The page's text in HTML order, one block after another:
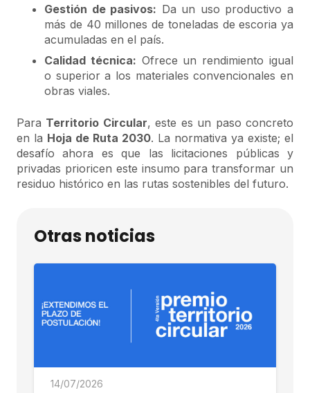
Gestión de pasivos: Da un uso productivo a
más de 40 millones de toneladas de escoria ya
acumuladas en el país.
Calidad técnica: Ofrece un rendimiento igual
o superior a los materiales convencionales en
obras viales.
Para Territorio Circular, este es un paso concreto
en la Hoja de Ruta 2030. La normativa ya existe; el
desafío ahora es que las licitaciones públicas y
privadas prioricen este insumo para transformar un
residuo histórico en las rutas sostenibles del futuro.
Otras noticias
14/07/2026